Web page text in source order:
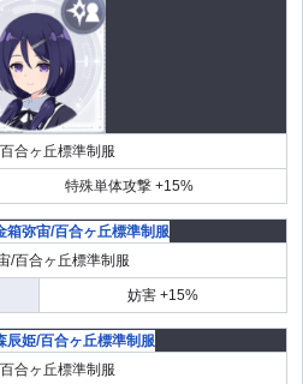
合ヶ丘標準制服
特殊単体攻撃 +15%
/百合ヶ丘標準制服
妨害 +15%
合ヶ丘標準制服